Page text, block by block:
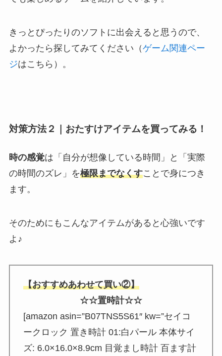
きっとぴったりのソフトに出会えると思うので、
よかったら探してみてください（ゲーム関連ペー
ジはこちら）。
対策方法２｜おたすけアイテムを買ってみる！
時の感覚は「自分が想像している時間」と「実際
の時間のズレ」を極限までなくすことで身につき
ます。
そのためにもこんなアイテムがあると心強いです
よ♪
【おすすめあわせて買い②】
☆☆置時計☆☆
[amazon asin=”B07TNS5S61″ kw=”セイコ
ークロック 置き時計 01:白パール 本体サイ
ズ: 6.0×16.0×8.9cm 目覚まし時計 百ます計